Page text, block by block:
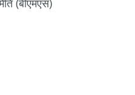
(बीएमएस)